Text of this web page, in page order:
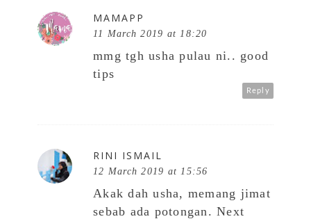
MAMAPP
11 March 2019 at 18:20
mmg tgh usha pulau ni.. good
tips
Reply
RINI ISMAIL
12 March 2019 at 15:56
Akak dah usha, memang jimat
sebab ada potongan. Next